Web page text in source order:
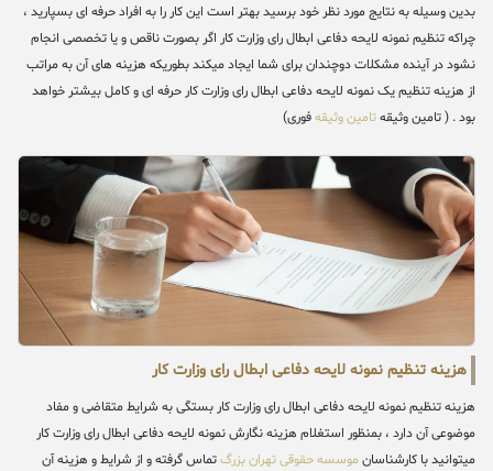
بدین وسیله به نتایج مورد نظر خود برسید بهتر است این کار را به افراد حرفه ای بسپارید ،
چراکه تنظیم نمونه لایحه دفاعی ابطال رای وزارت کار اگر بصورت ناقص و یا تخصصی انجام
نشود در آینده مشکلات دوچندان برای شما ایجاد میکند بطوریکه هزینه های آن به مراتب
از هزینه تنظیم یک نمونه لایحه دفاعی ابطال رای وزارت کار حرفه ای و کامل بیشتر خواهد
بود . ( تامین وثیقهتامین وثیقهفوری)
هزینه تنظیم نمونه لایحه دفاعی ابطال رای وزارت کار
هزینه تنظیم نمونه لایحه دفاعی ابطال رای وزارت کار بستگی به شرایط متقاضی و مفاد
موضوعی آن دارد ، بمنظور استغلام هزینه نگارش نمونه لایحه دفاعی ابطال رای وزارت کار
میتوانید با کارشناسان موسسه حقوقی تهران بزرگتماس گرفته و از شرایط و هزینه آن